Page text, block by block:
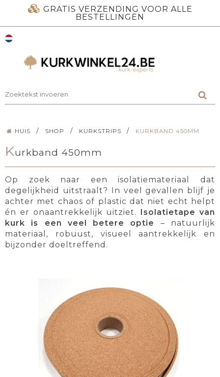
GRATIS VERZENDING VOOR ALLE
BESTELLINGEN
HUIS / SHOP / KURKSTRIPS / KURKBAND 450MM
Kurkband 450mm
Op zoek naar een isolatiemateriaal dat
degelijkheid uitstraalt? In veel gevallen blijf je
achter met chaos of plastic dat niet echt helpt
én er onaantrekkelijk uitziet.
Isolatietape van
kurk is een veel betere optie
– natuurlijk
materiaal, robuust, visueel aantrekkelijk en
bijzonder doeltreffend.